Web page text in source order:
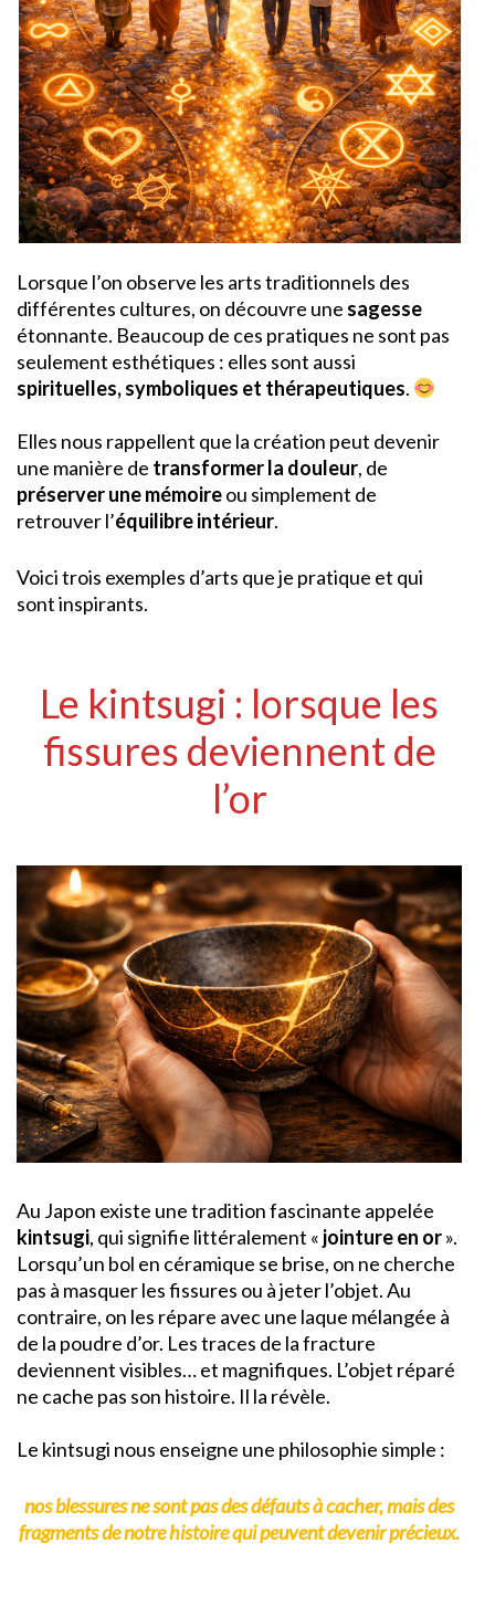
Lorsque l’on observe les arts traditionnels des
différentes cultures, on découvre une sagesse
étonnante. Beaucoup de ces pratiques ne sont pas
seulement esthétiques : elles sont aussi
spirituelles, symboliques et thérapeutiques.
Elles nous rappellent que la création peut devenir
une manière de transformer la douleur, de
préserver une mémoireou simplement de
retrouver l’équilibre intérieur.
Voici trois exemples d’arts que je pratique et qui
sont inspirants.
Le kintsugi : lorsque les
fissures deviennent de
l’or
Au Japon existe une tradition fascinante appelée
kintsugi, qui signifie littéralement « jointure en or».
Lorsqu’un bol en céramique se brise, on ne cherche
pas à masquer les fissures ou à jeter l’objet. Au
contraire, on les répare avec une laque mélangée à
de la poudre d’or. Les traces de la fracture
deviennent visibles… et magnifiques. L’objet réparé
ne cache pas son histoire. Il la révèle.
Le kintsugi nous enseigne une philosophie simple :
nos blessures ne sont pas des défauts à cacher, mais des
fragments de notre histoire qui peuvent devenir précieux.